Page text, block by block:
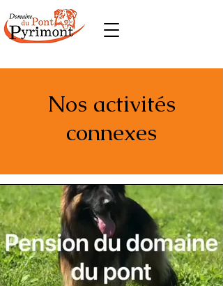
Nos activités
connexes